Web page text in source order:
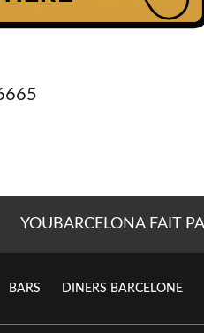
YOUBARCELONA FAIT
BARS DINERS BARCELONE